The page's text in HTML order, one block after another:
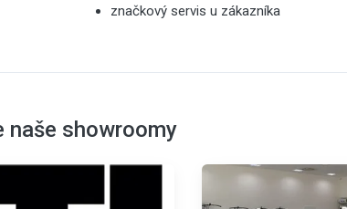
značkový servis u zákazníka
naše showroomy